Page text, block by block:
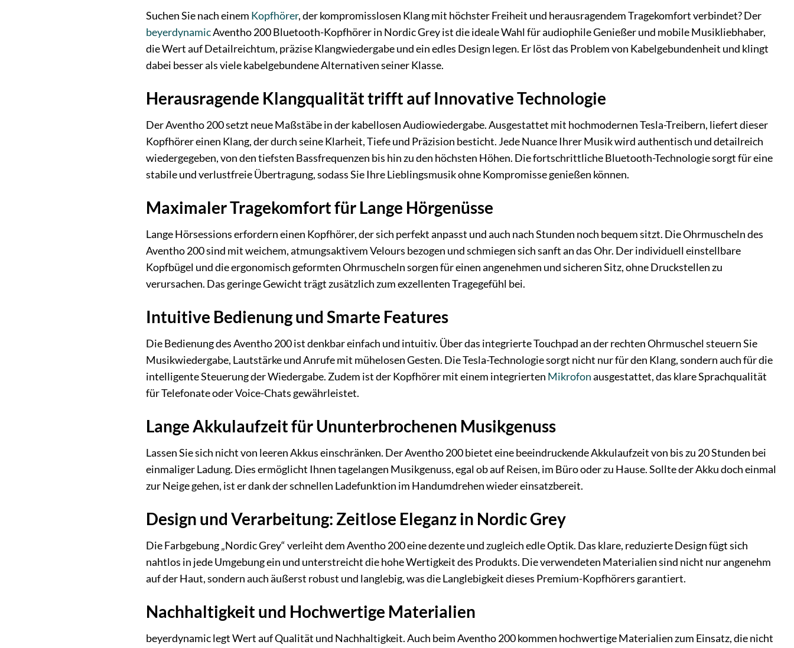
Suchen Sie nach einem Kopfhörer, der kompromisslosen Klang mit höchster Freiheit und herausragendem Tragekomfort verbindet? Der
beyerdynamicAventho 200 Bluetooth-Kopfhörer in Nordic Grey ist die ideale Wahl für audiophile Genießer und mobile Musikliebhaber,
die Wert auf Detailreichtum, präzise Klangwiedergabe und ein edles Design legen. Er löst das Problem von Kabelgebundenheit und klingt
dabei besser als viele kabelgebundene Alternativen seiner Klasse.
Herausragende Klangqualität trifft auf Innovative Technologie
Der Aventho 200 setzt neue Maßstäbe in der kabellosen Audiowiedergabe. Ausgestattet mit hochmodernen Tesla-Treibern, liefert dieser
Kopfhörer einen Klang, der durch seine Klarheit, Tiefe und Präzision besticht. Jede Nuance Ihrer Musik wird authentisch und detailreich
wiedergegeben, von den tiefsten Bassfrequenzen bis hin zu den höchsten Höhen. Die fortschrittliche Bluetooth-Technologie sorgt für eine
stabile und verlustfreie Übertragung, sodass Sie Ihre Lieblingsmusik ohne Kompromisse genießen können.
Maximaler Tragekomfort für Lange Hörgenüsse
Lange Hörsessions erfordern einen Kopfhörer, der sich perfekt anpasst und auch nach Stunden noch bequem sitzt. Die Ohrmuscheln des
Aventho 200 sind mit weichem, atmungsaktivem Velours bezogen und schmiegen sich sanft an das Ohr. Der individuell einstellbare
Kopfbügel und die ergonomisch geformten Ohrmuscheln sorgen für einen angenehmen und sicheren Sitz, ohne Druckstellen zu
verursachen. Das geringe Gewicht trägt zusätzlich zum exzellenten Tragegefühl bei.
Intuitive Bedienung und Smarte Features
Die Bedienung des Aventho 200 ist denkbar einfach und intuitiv. Über das integrierte Touchpad an der rechten Ohrmuschel steuern Sie
Musikwiedergabe, Lautstärke und Anrufe mit mühelosen Gesten. Die Tesla-Technologie sorgt nicht nur für den Klang, sondern auch für die
intelligente Steuerung der Wiedergabe. Zudem ist der Kopfhörer mit einem integrierten Mikrofonausgestattet, das klare Sprachqualität
für Telefonate oder Voice-Chats gewährleistet.
Lange Akkulaufzeit für Ununterbrochenen Musikgenuss
Lassen Sie sich nicht von leeren Akkus einschränken. Der Aventho 200 bietet eine beeindruckende Akkulaufzeit von bis zu 20 Stunden bei
einmaliger Ladung. Dies ermöglicht Ihnen tagelangen Musikgenuss, egal ob auf Reisen, im Büro oder zu Hause. Sollte der Akku doch einmal
zur Neige gehen, ist er dank der schnellen Ladefunktion im Handumdrehen wieder einsatzbereit.
Design und Verarbeitung: Zeitlose Eleganz in Nordic Grey
Die Farbgebung „Nordic Grey“ verleiht dem Aventho 200 eine dezente und zugleich edle Optik. Das klare, reduzierte Design fügt sich
nahtlos in jede Umgebung ein und unterstreicht die hohe Wertigkeit des Produkts. Die verwendeten Materialien sind nicht nur angenehm
auf der Haut, sondern auch äußerst robust und langlebig, was die Langlebigkeit dieses Premium-Kopfhörers garantiert.
Nachhaltigkeit und Hochwertige Materialien
beyerdynamic legt Wert auf Qualität und Nachhaltigkeit. Auch beim Aventho 200 kommen hochwertige Materialien zum Einsatz, die nicht